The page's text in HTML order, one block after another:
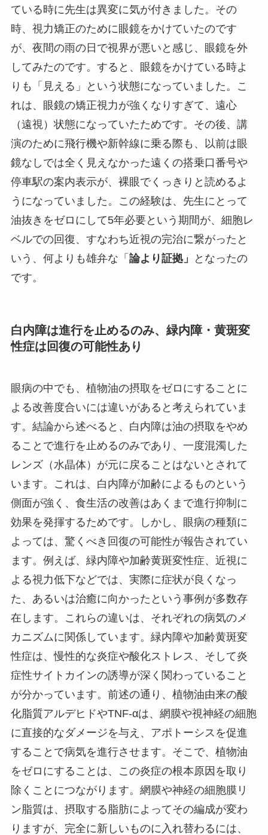
ている時に先生は異変に気が付きました。その
時、視力矯正のために眼鏡をかけていたのです
が、夜間の雨の日で視界が悪いと感じ、眼鏡を外
してみたのです。すると、眼鏡をかけている時よ
りも「見える」という状態になっていました。こ
れは、眼鏡の矯正視力が強くなりすぎて、遠心
（遠視）状態になっていたためです。その後、講
演のために飛行機や新幹線に乗る際も、以前は眼
鏡なしでは全く見えなかった遠くの搭乗口番号や
停車駅の案内表示が、裸眼でくっきりと読めるよ
うになっていました。この経験は、先生にとって
油抜きをゼロにして5年必要という期間が、細胞レ
ベルでの回復、すなわち近視の完治に繋がったと
いう、何よりも雄弁な「 論より証拠」
となったの
です。
白内障は進行を止めるのみ、緑内障・黄斑変
性症は回復の可能性あり
眼病の中でも、植物油の摂取をゼロにすることに
よる改善度合いには違いがあると考えられていま
す。結論から述べると、白内障は油の摂取をやめ
ることで進行を止めるのみであり、一度混濁した
レンズ（水晶体）が元に戻ることはないとされて
います。これは、白内障が加齢によるものという
側面が強く、食生活の改善はあくまで進行抑制に
効果を発揮するためです。しかし、眼病の種類に
よっては、驚くべき回復の可能性が報告されてい
ます。例えば、緑内障や加齢黄斑変性症、近視に
よる視力低下などでは、実際に症状が良くなっ
た、あるいは治癒に向かったという事例が多数存
在します。これらの違いは、それぞれの病気のメ
カニズムに関係しています。緑内障や加齢黄斑変
性症は、慢性的な炎症や酸化ストレス、そして炎
症性サイトカインの誘導が深く関わっていること
が分かっています。前述の通り、植物油由来の酸
化脂質アルデヒドやTNF-αは、網膜や視神経の細胞
に直接的なダメージを与え、アポトーシスを促進
することで病気を進行させます。そこで、植物油
をゼロにすることは、この炎症の根本原因を取り
除くことにつながります。網膜や神経の細胞膜リ
ン脂質は、摂取する脂肪によってその編成が変わ
りますが、完全に新しいものに入れ替わるには、